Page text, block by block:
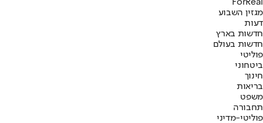
ForReal
מגזין השבוע
דעות
חדשות בארץ
חדשות בעולם
פוליטי
ביטחוני
חינוך
בריאות
משפט
תחבורה
פוליטי-מדיני